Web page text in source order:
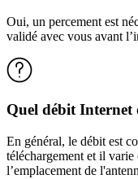
Oui, un percement est
validé avec vous avant
Quel débit
En général, le débit est
téléchargement et il
l’emplacement de